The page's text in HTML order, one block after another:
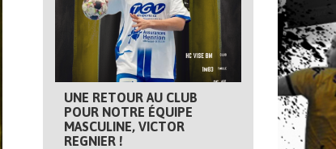
UNE RETOUR AU CLUB
POUR NOTRE ÉQUIPE
MASCULINE, VICTOR
REGNIER !